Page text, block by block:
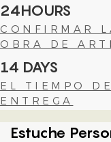
24HOURS
CONFIRMAR
OBRA DE
14 DAYS
EL TIEMPO DE
ENTREGA
Estuche